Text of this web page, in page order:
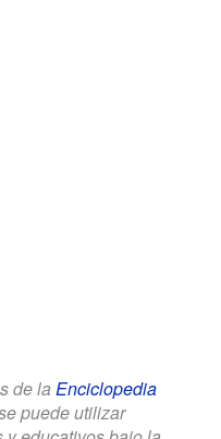
de la Enciclopedia
puede utilizar